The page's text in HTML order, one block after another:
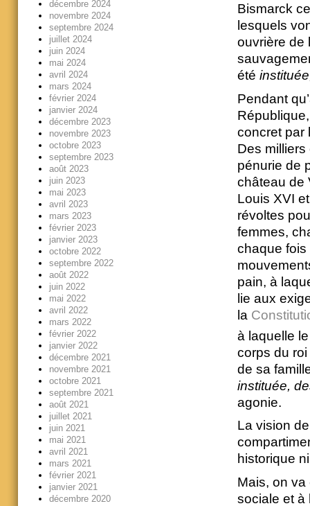
Bismarck
lesquels
ouvrière de
été
Pendant
concret par
Des
pénurie de
château de
Louis XVI
révoltes
femmes,
chaque fois
pain, à
lie aux
la
à laquelle
corps du
de sa
instituée,
agonie.
La vision
historique
Mais, on
sociale et à
décembre 2024
novembre 2024
septembre 2024
juillet 2024
juin 2024
mai 2024
avril 2024
mars 2024
février 2024
janvier 2024
décembre 2023
novembre 2023
octobre 2023
septembre 2023
août 2023
juin 2023
mai 2023
avril 2023
mars 2023
février 2023
janvier 2023
octobre 2022
septembre 2022
août 2022
juin 2022
mai 2022
avril 2022
mars 2022
février 2022
janvier 2022
décembre 2021
novembre 2021
octobre 2021
septembre 2021
août 2021
juillet 2021
juin 2021
mai 2021
avril 2021
mars 2021
février 2021
janvier 2021
décembre 2020